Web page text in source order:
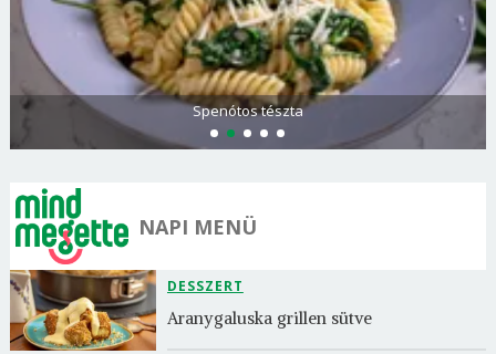
Olasz és görög paradicsomsaláta
NAPI MENÜ
DESSZERT
Aranygaluska grillen sütve